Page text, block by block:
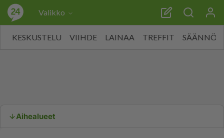
Valikko
KESKUSTELU VIIHDE LAINAA TREFFIT SÄÄNNÖT
Aihealueet